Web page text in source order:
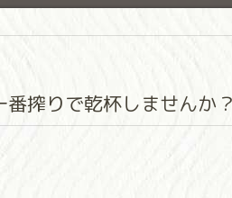
搾りで乾杯しませんか